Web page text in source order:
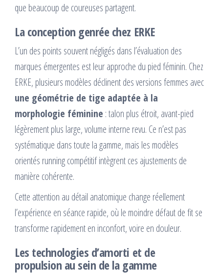
que beaucoup de coureuses partagent.
La conception genrée chez ERKE
L’un des points souvent négligés dans l’évaluation des
marques émergentes est leur approche du pied féminin. Chez
ERKE, plusieurs modèles déclinent des versions femmes avec
une géométrie de tige adaptée à la
morphologie féminine : talon plus étroit, avant-pied
légèrement plus large, volume interne revu. Ce n’est pas
systématique dans toute la gamme, mais les modèles
orientés running compétitif intègrent ces ajustements de
manière cohérente.
Cette attention au détail anatomique change réellement
l’expérience en séance rapide, où le moindre défaut de fit se
transforme rapidement en inconfort, voire en douleur.
Les technologies d’amorti et de
propulsion au sein de la gamme